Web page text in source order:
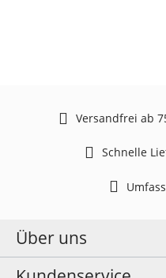
Versandfrei ab
Schnelle
Über uns